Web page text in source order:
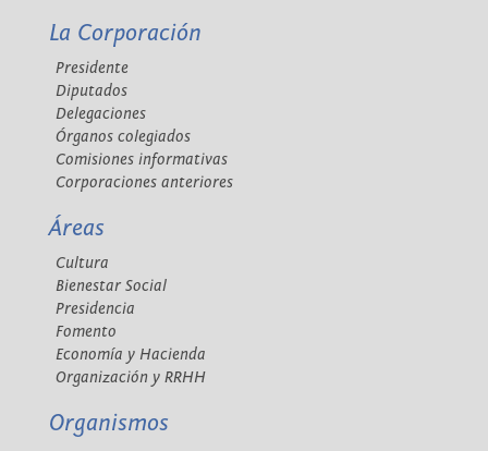
La Corporación
Presidente
Diputados
Delegaciones
Órganos colegiados
Comisiones informativas
Corporaciones anteriores
Áreas
Cultura
Bienestar Social
Presidencia
Fomento
Economía y Hacienda
Organización y RRHH
Organismos